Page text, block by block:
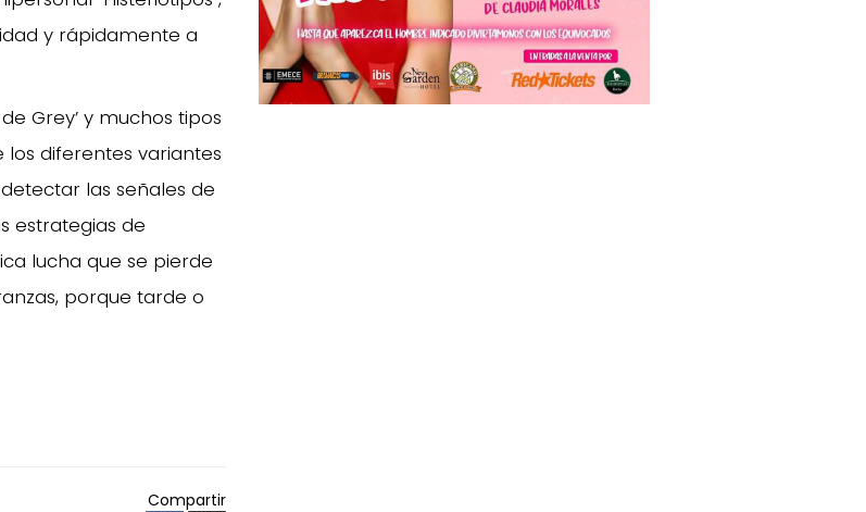
y rápidamente a
de Grey’ y muchos tipos
diferentes variantes
las señales de
estrategias de
lucha que se pierde
porque tarde o
Compartir